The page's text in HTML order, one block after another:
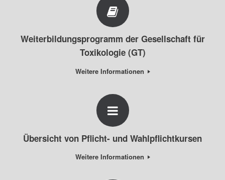
Weiterbildungsprogramm der Gesellschaft für
Toxikologie (GT)
Weitere Informationen
Übersicht von Pflicht- und Wahlpflichtkursen
Weitere Informationen